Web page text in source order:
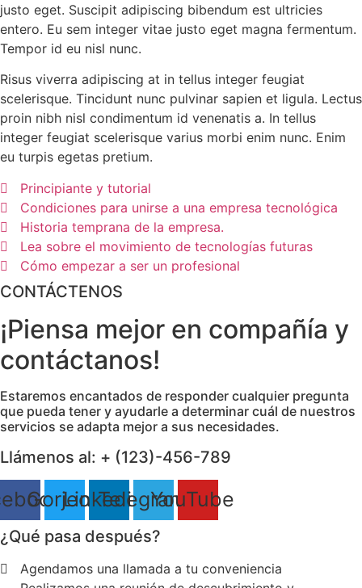
justo eget. Suscipit adipiscing bibendum est ultricies
entero. Eu sem integer vitae justo eget magna fermentum.
Tempor id eu nisl nunc.
Risus viverra adipiscing at in tellus integer feugiat
scelerisque. Tincidunt nunc pulvinar sapien et ligula. Lectus
proin nibh nisl condimentum id venenatis a. In tellus
integer feugiat scelerisque varius morbi enim nunc. Enim
eu turpis egetas pretium.
Principiante y tutorial
Condiciones para unirse a una empresa tecnológica
Historia temprana de la empresa.
Lea sobre el movimiento de tecnologías futuras
Cómo empezar a ser un profesional
CONTÁCTENOS
¡Piensa mejor en compañía y
contáctanos!
Estaremos encantados de responder cualquier pregunta
que pueda tener y ayudarle a determinar cuál de nuestros
servicios se adapta mejor a sus necesidades.
Llámenos al: + (123)-456-789
GorjeoLinkedin
Telegrama
YouTube
¿Qué pasa después?
Agendamos una llamada a tu conveniencia